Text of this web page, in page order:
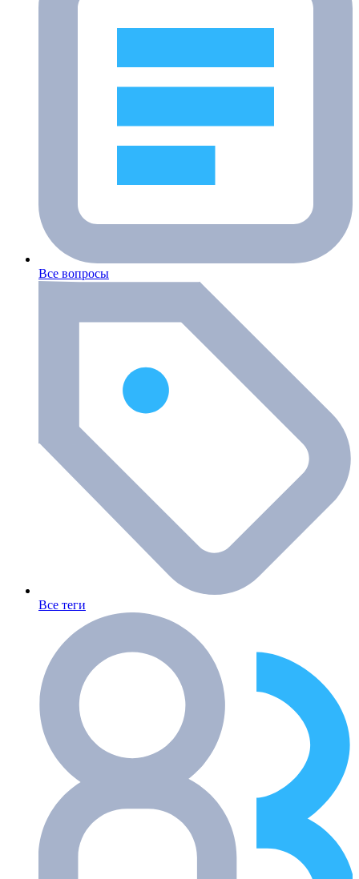
Все вопросы
Все теги